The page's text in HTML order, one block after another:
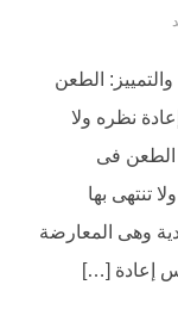
الطعن
نظره ولا
الطعن فى
تنتهى بها
وهى المعارضة
إعادة […]